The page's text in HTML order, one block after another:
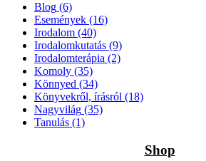
Blog (6)
Események (16)
Irodalom (40)
Irodalomkutatás (9)
Irodalomterápia (2)
Komoly (35)
Könnyed (34)
Könyvekről, írásról (18)
Nagyvilág (35)
Tanulás (1)
Shop